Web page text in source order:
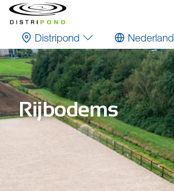
Distripond
Rijbodems